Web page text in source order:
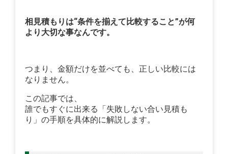
相見積もりは“条件を揃えて比較すること”が何
より大切な事なんです。
つまり、金額だけを並べても、正しい比較には
なりません。
この記事では、
誰でもすぐに出来る「失敗しない合い見積も
り」の手順を具体的に解説します。